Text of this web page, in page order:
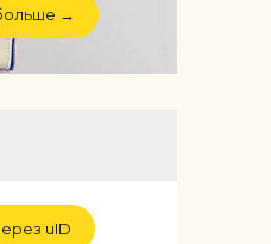
→
uID